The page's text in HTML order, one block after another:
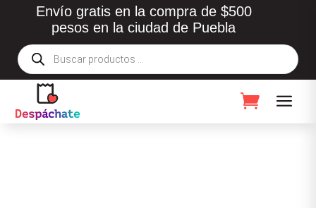
Envío gratis en la compra de $500
pesos en la ciudad de Puebla
Búsqueda
de
productos